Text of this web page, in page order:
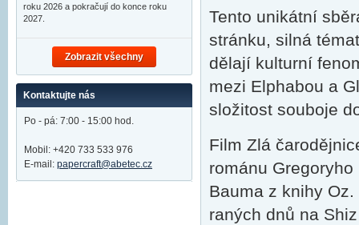
Tento unikátní
stránku, silná
dělají kulturní
mezi Elphabou a
složitost souboje
Film Zlá
románu
Bauma z knihy
raných dnů na
roku 2026 a pokračují do konce roku
2027.
Zobrazit všechny
Kontaktujte nás
Po - pá: 7:00 - 15:00 hod.
Mobil: +420 733 533 976
E-mail: papercraft@abetec.cz